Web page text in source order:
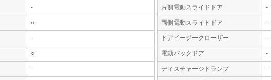
-
○
-
○
-
片側電動スライドドア -
両側電動スライドドア -
ドアイージークローザー -
電動バックドア -
ディスチャージドランプ -